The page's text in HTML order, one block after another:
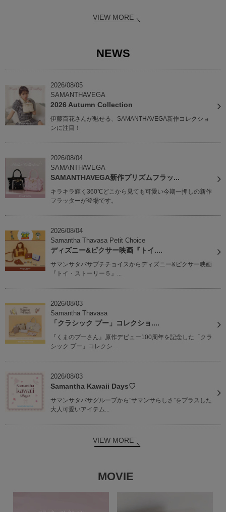
VIEW MORE
NEWS
2026/08/05
SAMANTHAVEGA
2026 Autumn Collection
伊藤百花さんが魅せる、SAMANTHAVEGA新作コレクショ
ンに注目！
2026/08/04
SAMANTHAVEGA
SAMANTHAVEGA新作プリズムフラッ...
キラキラ輝く360℃どこから見ても可愛い今期一押しの新作
フラッターが登場です。
2026/08/04
Samantha Thavasa Petit Choice
ディズニー&ピクサー映画『トイ....
サマンサタバサプチチョイスからディズニー&ピクサー映画
『トイ・ストーリー５』...
2026/08/03
Samantha Thavasa
「クラシック プー」コレクショ....
『くまのプーさん』原作デビュー100周年を記念した「クラ
シック プー」コレクシ....
2026/08/03
Samantha Kawaii Days♡
サマンサタバサグループから”サマンサらしさ”をプラスした
大人可愛いアイテム...
VIEW MORE
MOVIE